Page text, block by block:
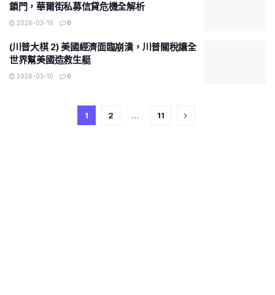
鎖門，華爾街私募信貸危機全解析
2026-03-19 0
(川普大棋 2) 美國經濟面臨崩潰，川普關稅讓全
世界幫美國造救生艇
2026-03-10 0
1 2 … 11